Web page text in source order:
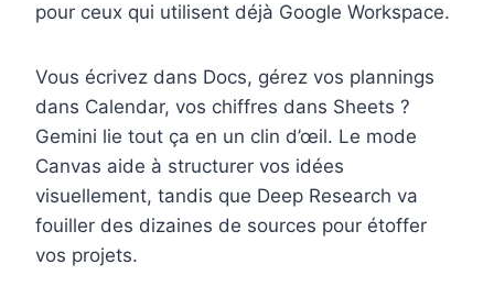
pour ceux qui utilisent déjà Google Workspace.
Vous écrivez dans Docs, gérez vos plannings
dans Calendar, vos chiffres dans Sheets ?
Gemini lie tout ça en un clin d’œil. Le mode
Canvas aide à structurer vos idées
visuellement, tandis que Deep Research va
fouiller des dizaines de sources pour étoffer
vos projets.